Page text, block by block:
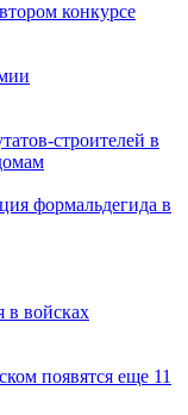
конкурсе
строителей в
формальдегида в
в войсках
появятся еще 11